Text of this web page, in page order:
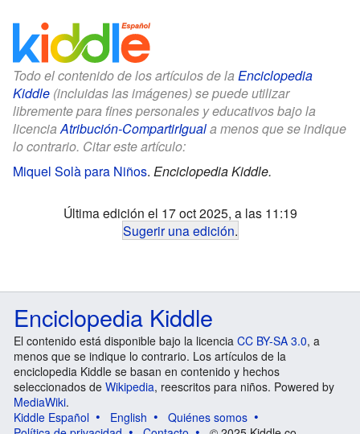
Todo el contenido de los artículos de la Enciclopedia
Kiddle (incluidas las imágenes) se puede utilizar
libremente para fines personales y educativos bajo la
licencia Atribución-CompartirIguala menos que se indique
lo contrario. Citar este artículo:
Miquel Solà para Niños. Enciclopedia Kiddle.
Última edición el 17 oct 2025, a las 11:19
Sugerir una edición.
Enciclopedia Kiddle
El contenido está disponible bajo la licencia CC BY-SA 3.0, a
menos que se indique lo contrario. Los artículos de la
enciclopedia Kiddle se basan en contenido y hechos
seleccionados de Wikipedia, reescritos para niños. Powered by
MediaWiki.
Kiddle Español
English
Quiénes somos